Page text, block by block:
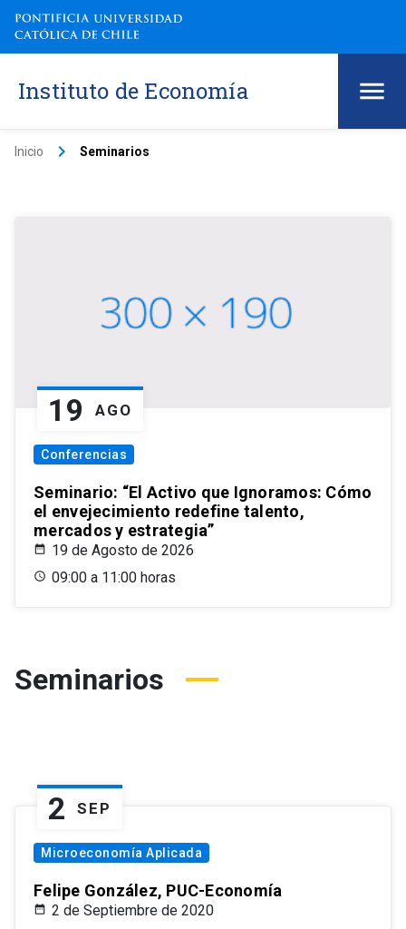
Instituto de Economía
Inicio keyboard_arrow_right Seminarios
19 AGO
Conferencias
Seminario: “El Activo que Ignoramos: Cómo
el envejecimiento redefine talento,
mercados y estrategia”
19 de Agosto de 2026
09:00 a 11:00 horas
Seminarios
2 SEP
Microeconomía Aplicada
Felipe González, PUC-Economía
2 de Septiembre de 2020